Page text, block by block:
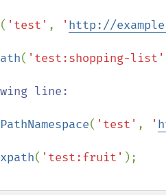
( 'test' , ' http://
( 'test:shopping-list'
line:
( 'test' , '
xpath( 'test:fruit'